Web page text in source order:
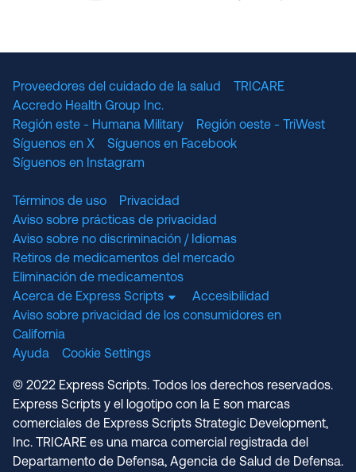
Proveedores del cuidado de la salud
TRICARE
Accredo Health Group Inc.
Región este - Humana Military
Región oeste - TriWest
Síguenos en X
Síguenos en Facebook
Síguenos en Instagram
Términos de uso
Privacidad
Aviso sobre prácticas de privacidad
Aviso sobre no discriminación / Idiomas
Retiros de medicamentos del mercado
Eliminación de medicamentos
Acerca de Express Scripts
Accesibilidad
Aviso sobre privacidad de los consumidores en
California
Ayuda
Cookie Settings
© 2022 Express Scripts. Todos los derechos reservados.
Express Scripts y el logotipo con la E son marcas
comerciales de Express Scripts Strategic Development,
Inc. TRICARE es una marca comercial registrada del
Departamento de Defensa, Agencia de Salud de Defensa.